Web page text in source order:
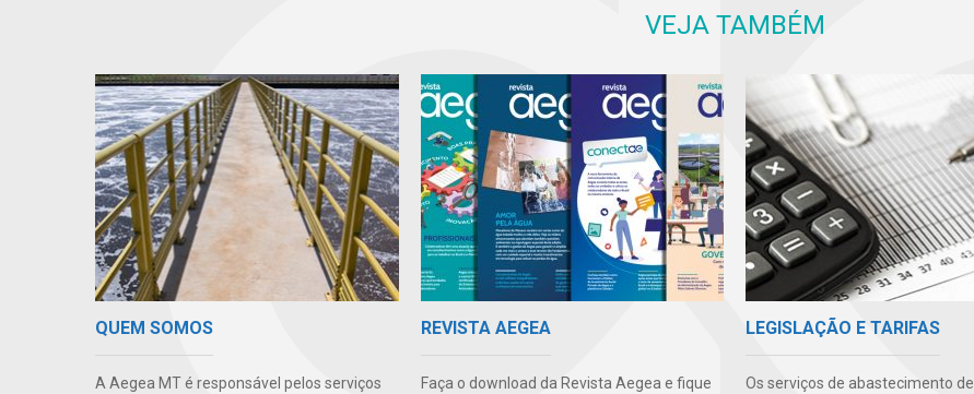
VEJA TAMBÉM
QUEM SOMOS
A Aegea MT é responsável pelos serviços
REVISTA AEGEA
Faça o download da Revista Aegea e fique
LEGISLAÇÃO E TARIFAS
Os serviços de abastecimento